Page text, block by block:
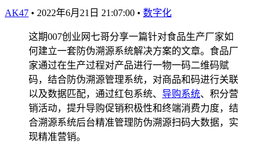
AK47 • 2022年6月21日 21:07:00 • 数字化
这期007创业网七哥分享一篇针对食品生产厂家如
何建立一套防伪溯源系统解决方案的文章。食品厂
家通过在生产过程对产品进行一物一码二维码赋
码，结合防伪溯源管理系统，对商品和码进行关联
以及数据匹配，通过红包系统、 导购系统、积分营
销活动，提升导购促销积极性和终端消费力度，结
合溯源系统后台精准管理防伪溯源扫码大数据，实
现精准营销。